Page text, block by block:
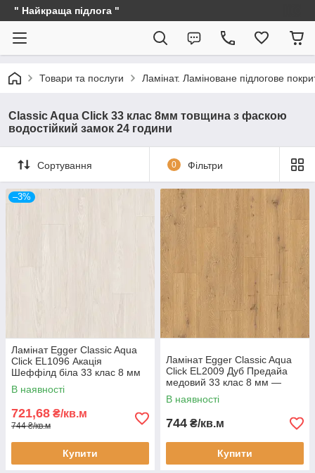
" Найкраща підлога "
Товари та послуги Ламінат. Ламіноване підлогове
Classic Aqua Click 33 клас 8мм товщина з фаскою
водостійкий замок 24 години
Сортування 0 Фільтри
–3%
Ламінат Egger Classic Aqua
Click EL1096 Акація
Шеффілд біла 33 клас 8 мм
— вологостійкий ламінат 24
години, фаска 4V
В наявності
721,68 ₴/кв.м
744 ₴/кв.м
Купити
Ламінат Egger Classic Aqua
Click EL2009 Дуб Предайа
медовий 33 клас 8 мм —
вологостійкий ламінат 24
години, фаска 4V
В наявності
744 ₴/кв.м
Купити